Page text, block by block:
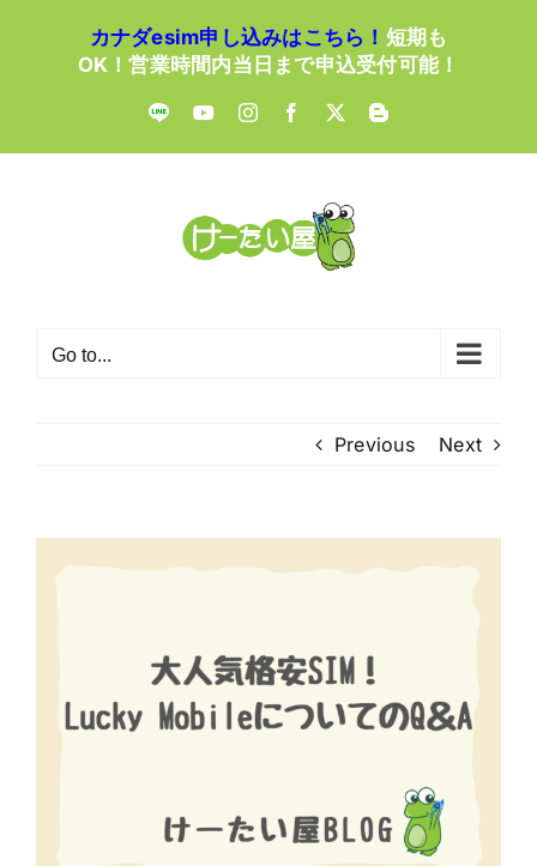
カナダesim申し込みはこちら！ 短期も
OK！営業時間内当日まで申込受付可能！
LINE YouTubeInstagramFacebook
X Blogger
Go to...
Previous Next